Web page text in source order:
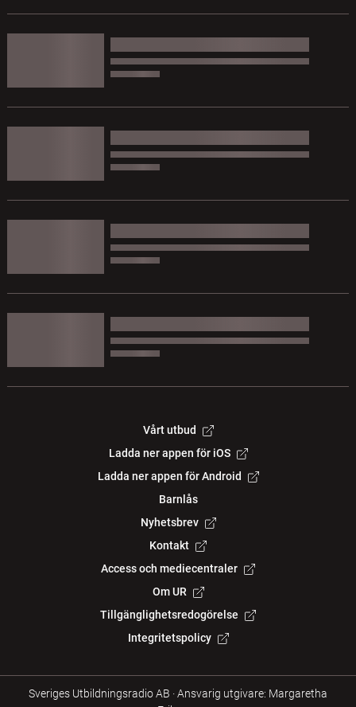
Vårt utbud
Ladda ner appen för iOS
Ladda ner appen för Android
Barnlås
Nyhetsbrev
Kontakt
Access och mediecentraler
Om UR
Tillgänglighetsredogörelse
Integritetspolicy
Sveriges Utbildningsradio AB ·Ansvarig utgivare: Margaretha